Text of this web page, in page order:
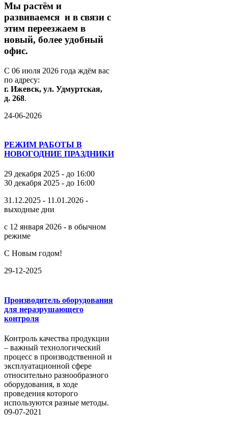
Мы растём и
развиваемся и в связи с
этим переезжаем в
новый, более удобный
офис.
С 06 июля 2026 года ждём вас
по адресу:
г. Ижевск, ул. Удмуртская,
д. 268.
24-06-2026
РЕЖИМ РАБОТЫ В
НОВОГОДНИЕ ПРАЗДНИКИ
29 декабря 2025 - до 16:00
30 декабря 2025 - до 16:00
31.12.2025 - 11.01.2026 -
выходные дни
с 12 января 2026 - в обычном
режиме
С Новым годом!
29-12-2025
Производитель оборудования
для неразрушающего
контроля
Контроль качества продукции
– важный технологический
процесс в производственной и
эксплуатационной сфере
относительно разнообразного
оборудования, в ходе
проведения которого
используются разные методы.
09-07-2021